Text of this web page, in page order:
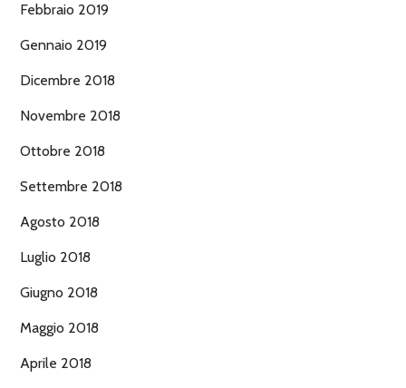
Febbraio 2019
Gennaio 2019
Dicembre 2018
Novembre 2018
Ottobre 2018
Settembre 2018
Agosto 2018
Luglio 2018
Giugno 2018
Maggio 2018
Aprile 2018